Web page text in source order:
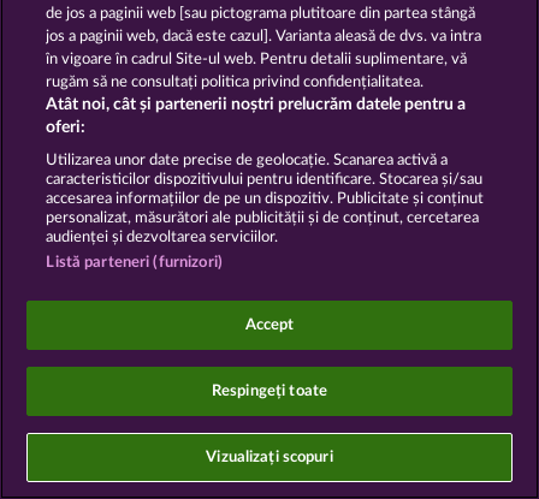
Asistență tehnică Firmă
Întrebări frecvente Facebook
distracția și nu influențează în niciun fel orice viitor
succes posibil la jocurile de noroc cu bani reali.
©2026 Whow Games GmbH
de jos a paginii web [sau pictograma plutitoare din partea stângă
jos a paginii web, dacă este cazul]. Varianta aleasă de dvs. va intra
în vigoare în cadrul Site-ul web. Pentru detalii suplimentare, vă
rugăm să ne consultați politica privind confidențialitatea.
Atât noi, cât și partenerii noștri prelucrăm datele pentru a
oferi:
Utilizarea unor date precise de geolocație. Scanarea activă a
caracteristicilor dispozitivului pentru identificare. Stocarea și/sau
accesarea informațiilor de pe un dispozitiv. Publicitate și conținut
personalizat, măsurători ale publicității și de conținut, cercetarea
audienței și dezvoltarea serviciilor.
Listă parteneri (furnizori)
Accept
Respingeți toate
Vizualizați scopuri